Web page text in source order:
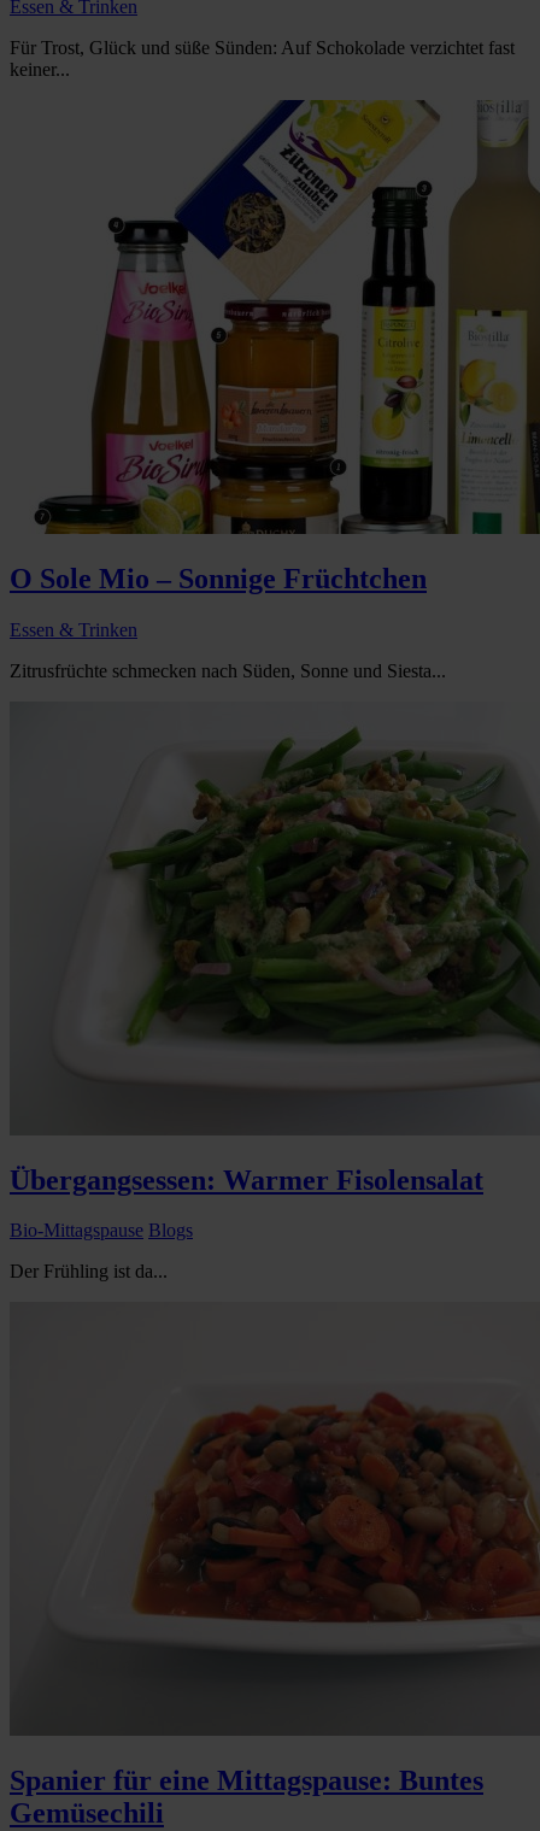
Essen & Trinken
Für Trost, Glück und süße Sünden: Auf Schokolade verzichtet fast
keiner...
O Sole Mio – Sonnige Früchtchen
Essen & Trinken
Zitrusfrüchte schmecken nach Süden, Sonne und Siesta...
Übergangsessen: Warmer Fisolensalat
Bio-Mittagspause Blogs
Der Frühling ist da...
Spanier für eine Mittagspause: Buntes
Gemüsechili